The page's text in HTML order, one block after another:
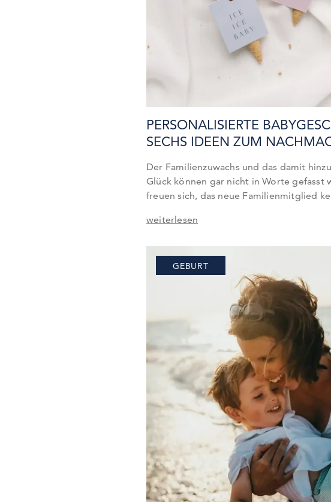
PERSONALISIERTE
SECHS IDEEN ZUM
Der Familienzuwachs und das damit
Glück können gar nicht in Worte gefasst
freuen sich, das neue Familienmitglied
Zuwachs zuhause etwas eingelebt haben,
Mitbringsel sind dabei sehr beliebt –
Freunde und…
weiterlesen
GEBURT